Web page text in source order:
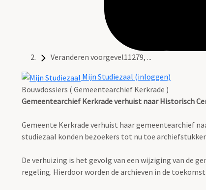
Veranderen voorgevel11279, ...
Mijn Studiezaal (inloggen)
Bouwdossiers ( Gemeentearchief Kerkrade )
Gemeentearchief Kerkrade verhuist naar Historisch
Gemeente Kerkrade verhuist haar gemeentearchief
studiezaal konden bezoekers tot nu toe
De verhuizing is het gevolg van een wijziging van de
regeling. Hierdoor worden de archieven in de